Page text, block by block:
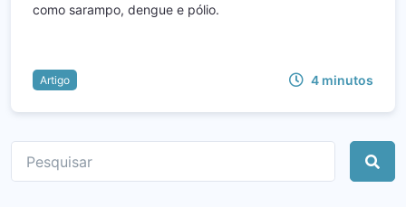
como sarampo, dengue e pólio.
Artigo 4 minutos